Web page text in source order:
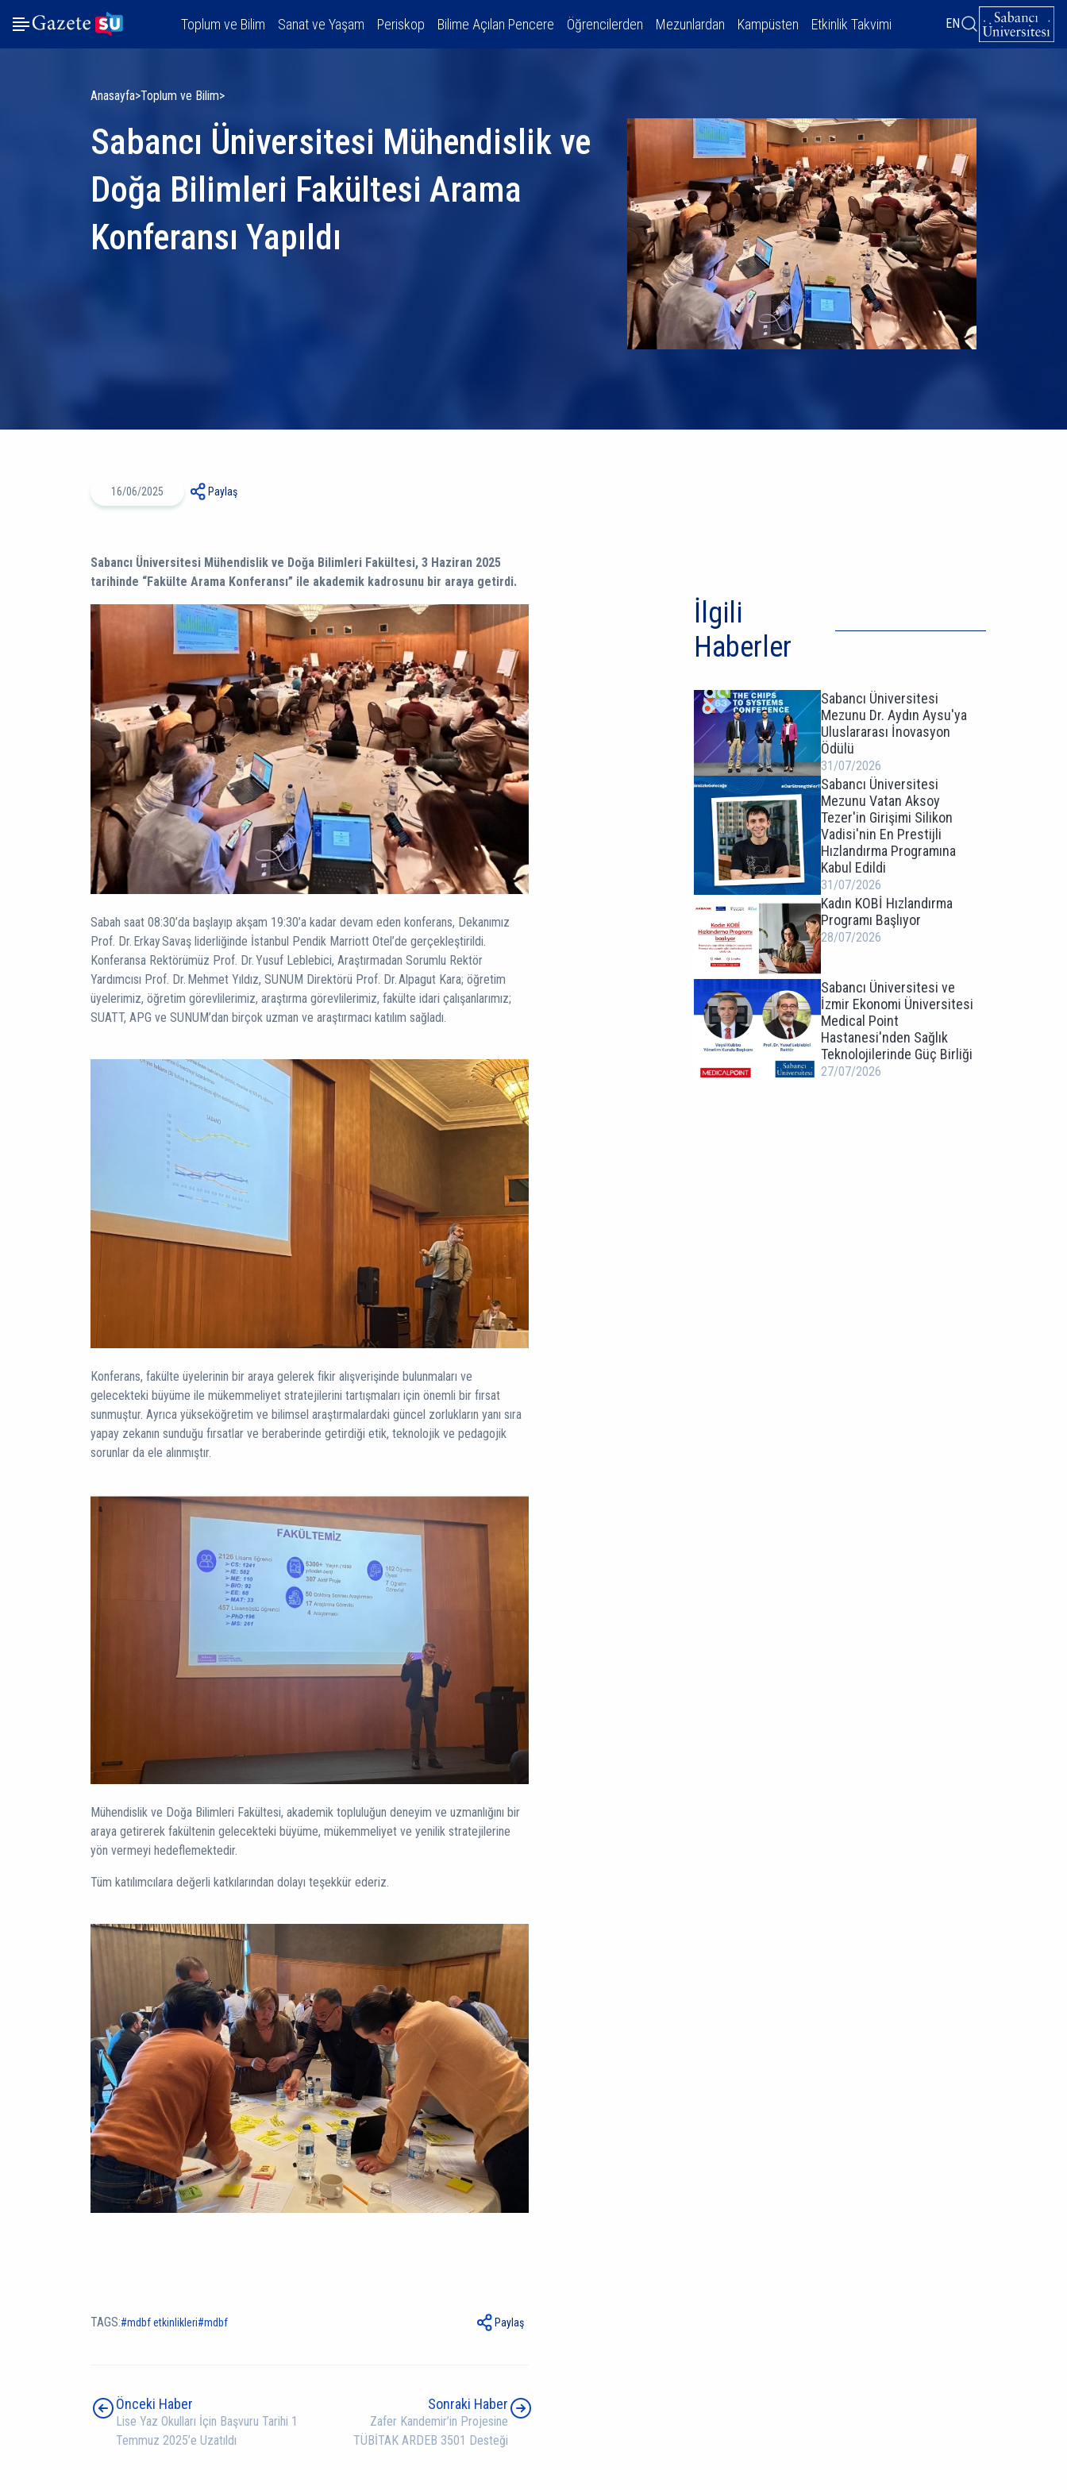
Toplum ve Bilim Sanat ve Yaşam Periskop Bilime Açılan Pencere Öğrencilerden Mezunlardan Kampüsten Etkinlik Takvimi EN
Anasayfa Toplum ve Bilim
Sabancı Üniversitesi Mühendislik ve
Doğa Bilimleri Fakültesi Arama
Konferansı Yapıldı
16/06/2025 Paylaş
Sabancı Üniversitesi Mühendislik ve Doğa Bilimleri Fakültesi, 3 Haziran 2025
tarihinde “Fakülte Arama Konferansı” ile akademik kadrosunu bir araya getirdi.
Sabah saat 08:30’da başlayıp akşam 19:30’a kadar devam eden konferans, Dekanımız
Prof. Dr. Erkay Savaş liderliğinde İstanbul Pendik Marriott Otel’de gerçekleştirildi.
Konferansa Rektörümüz Prof. Dr. Yusuf Leblebici, Araştırmadan Sorumlu Rektör
Yardımcısı Prof. Dr. Mehmet Yıldız, SUNUM Direktörü Prof. Dr. Alpagut Kara; öğretim
üyelerimiz, öğretim görevlilerimiz, araştırma görevlilerimiz, fakülte idari çalışanlarımız;
SUATT, APG ve SUNUM’dan birçok uzman ve araştırmacı katılım sağladı.
Konferans, fakülte üyelerinin bir araya gelerek fikir alışverişinde bulunmaları ve
gelecekteki büyüme ile mükemmeliyet stratejilerini tartışmaları için önemli bir fırsat
sunmuştur. Ayrıca yükseköğretim ve bilimsel araştırmalardaki güncel zorlukların yanı sıra
yapay zekanın sunduğu fırsatlar ve beraberinde getirdiği etik, teknolojik ve pedagojik
sorunlar da ele alınmıştır.
Mühendislik ve Doğa Bilimleri Fakültesi, akademik topluluğun deneyim ve uzmanlığını bir
araya getirerek fakültenin gelecekteki büyüme, mükemmeliyet ve yenilik stratejilerine
yön vermeyi hedeflemektedir.
Tüm katılımcılara değerli katkılarından dolayı teşekkür ederiz.
TAGS: mdbf etkinlikleri mdbf Paylaş
İlgili
Haberler
Sabancı Üniversitesi
Mezunu Dr. Aydın Aysu'ya
Uluslararası İnovasyon
Ödülü
31/07/2026
Sabancı Üniversitesi
Mezunu Vatan Aksoy
Tezer'in Girişimi Silikon
Vadisi'nin En Prestijli
Hızlandırma Programına
Kabul Edildi
31/07/2026
Kadın KOBİ Hızlandırma
Programı Başlıyor
28/07/2026
Sabancı Üniversitesi ve
İzmir Ekonomi Üniversitesi
Medical Point
Hastanesi'nden Sağlık
Teknolojilerinde Güç Birliği
27/07/2026
Önceki Haber
Lise Yaz Okulları İçin Başvuru Tarihi 1
Temmuz 2025’e Uzatıldı
Sonraki Haber
Zafer Kandemir’in Projesine
TÜBİTAK ARDEB 3501 Desteği